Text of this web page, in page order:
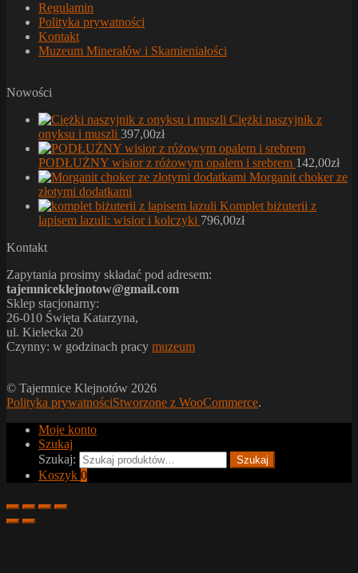
Regulamin
Polityka prywatności
Kontakt
Muzeum Minerałów i Skamieniałości
Nowości
Ciężki naszyjnik z
onyksu i muszli 397,00zł
PODŁUŻNY wisior z różowym opalem i srebrem 142,00zł
Morganit choker ze
złotymi dodatkami
Komplet biżuterii z
lapisem lazuli: wisior i kolczyki 796,00zł
Kontakt
Zapytania prosimy składać pod adresem:
tajemniceklejnotow@gmail.com
Sklep stacjonarny:
26-010 Święta Katarzyna,
ul. Kielecka 20
Czynny: w godzinach pracy muzeum
© Tajemnice Klejnotów 2026
Polityka prywatnościStworzone z WooCommerce.
Moje konto
Szukaj
Szukaj:
Szukaj
Koszyk 0